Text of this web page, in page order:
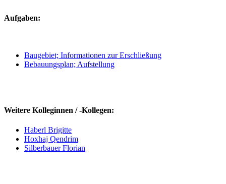
Aufgaben:
Baugebiet; Informationen zur Erschließung
Bebauungsplan; Aufstellung
Weitere Kolleginnen / -Kollegen:
Haberl Brigitte
Hoxhaj Qendrim
Silberbauer Florian